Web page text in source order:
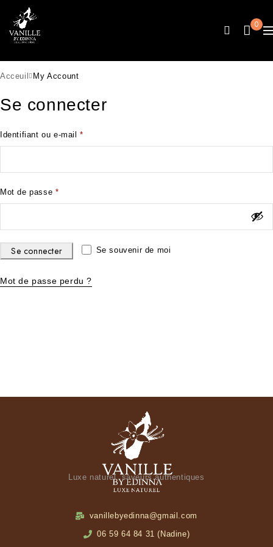
0
Acceuil My Account
Se connecter
Identifiant ou e-mail*
Mot de passe *
Se souvenir de moi
Se connecter
Mot de passe perdu ?
Luxe naturel, saveurs authentiques
vanillebyedinna@gmail.com
06 59 64 84 31 (Nadine)